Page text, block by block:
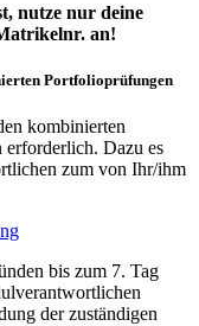
nutze nur deine
an!
Portfolioprüfungen
kombinierten
Dazu es
zum von Ihr/ihm
bis zum 7. Tag
der zuständigen